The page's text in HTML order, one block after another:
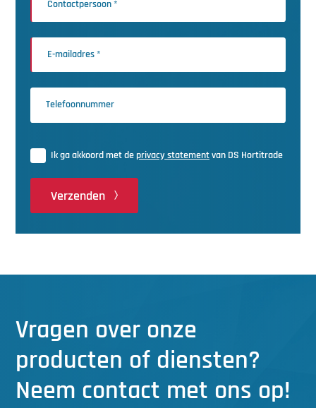
Ik ga akkoord met deprivacy statementvan DS Hortitrade
Verzenden
Vragen over onze
producten of diensten?
Neem contact met ons op!